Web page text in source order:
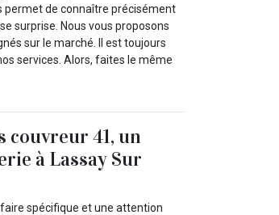
permet de connaître précisément
surprise. Nous vous proposons
sur le marché. Il est toujours
services. Alors, faites le même
couvreur 41, un
à Lassay Sur
spécifique et une attention